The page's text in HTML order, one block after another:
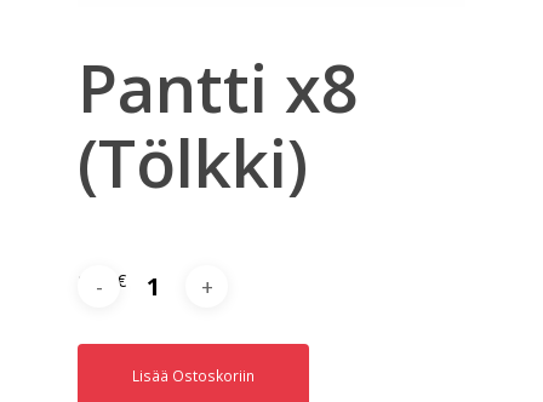
Pantti x8
(Tölkki)
1,20 €
Lisää Ostoskoriin